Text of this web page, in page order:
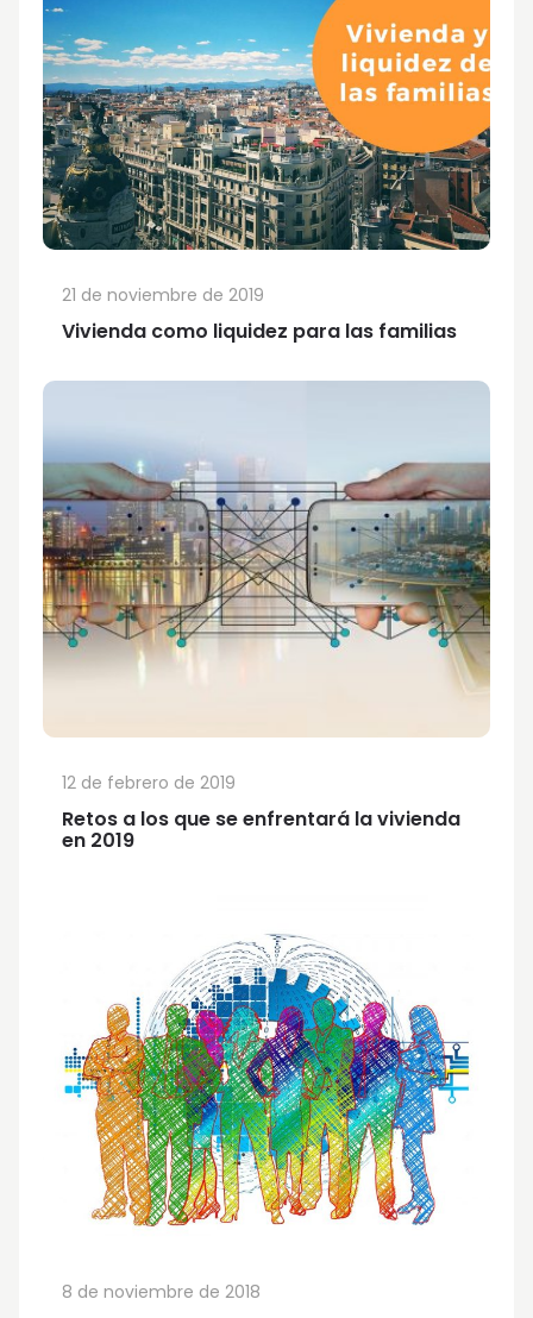
Vivienda como liquidez para las familias
21 de noviembre de 2019
Retos a los que se enfrentará la vivienda
en 2019
12 de febrero de 2019
8 de noviembre de 2018